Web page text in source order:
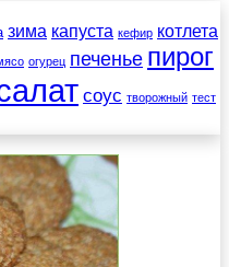
зима капуста кефир котлета
огурец печенье пирог
соус творожный тест